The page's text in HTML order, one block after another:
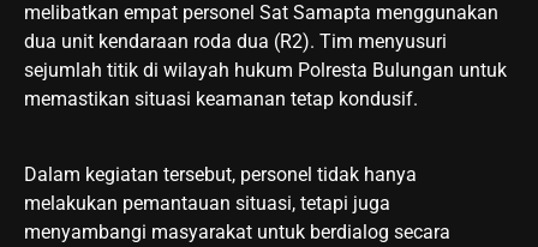
melibatkan empat personel Sat Samapta menggunakan
dua unit kendaraan roda dua (R2). Tim menyusuri
sejumlah titik di wilayah hukum Polresta Bulungan untuk
memastikan situasi keamanan tetap kondusif.
Dalam kegiatan tersebut, personel tidak hanya
melakukan pemantauan situasi, tetapi juga
menyambangi masyarakat untuk berdialog secara